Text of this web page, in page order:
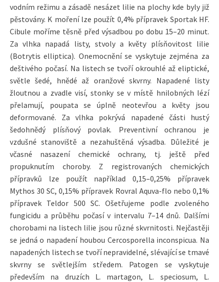
vodním režimu a zásadě nesázet lilie na plochy kde byly již
pěstovány. K moření lze použít 0,4% přípravek Sportak HF.
Cibule moříme těsně před výsadbou po dobu 15–20 minut.
Za vlhka napadá listy, stvoly a květy plísňovitost lilie
(Botrytis elliptica). Onemocnění se vyskytuje zejména za
deštivého počasí. Na listech se tvoří okrouhlé až eliptické,
světle šedé, hnědé až oranžové skvrny. Napadené listy
žloutnou a zvadle visí, stonky se v místě hnilobných lézí
přelamují, poupata se úplně neotevřou a květy jsou
deformované. Za vlhka pokrývá napadené části hustý
šedohnědý plísňový povlak. Preventivní ochranou je
vzdušné stanoviště a nezahuštěná výsadba. Důležité je
včasné nasazení chemické ochrany, tj. ještě před
propuknutím choroby. Z registrovaných chemických
přípravků lze použít například 0,15–0,25% přípravek
Mythos 30 SC, 0,15% přípravek Rovral Aquva-flo nebo 0,1%
přípravek Teldor 500 SC. Ošetřujeme podle zvoleného
fungicidu a průběhu počasí v intervalu 7–14 dnů. Dalšími
chorobami na listech lilie jsou různé skvrnitosti. Nejčastěji
se jedná o napadení houbou Cercosporella inconspicua. Na
napadených listech se tvoří nepravidelné, slévající se tmavé
skvrny se světlejším středem. Patogen se vyskytuje
především na druzích L. martagon, L. speciosum, L.